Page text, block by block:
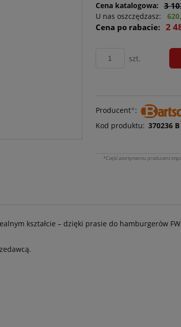
Cena katalogowa: 3
U nas oszczędzasz:
Cena po rabacie: 2
szt.
Producent*:
Kod produktu: 370236 B
*Część asortymentu producent
kształcie – dzięki prasie do hamburgerów